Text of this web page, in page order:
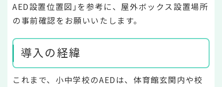
AED設置位置図｣を参考に、屋外ボックス設置場所
の事前確認をお願いいたします。
導入の経緯
これまで、小中学校のAEDは、体育館玄関内や校